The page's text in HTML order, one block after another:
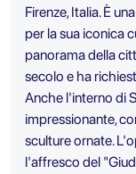
Firenze, Italia. È
per la sua iconica
panorama della
secolo e ha
Anche l'interno di
impressionante,
sculture ornate.
l'affresco del